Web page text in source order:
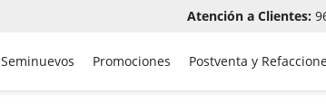
Atención a Clientes:
Seminuevos Promociones Postventa y